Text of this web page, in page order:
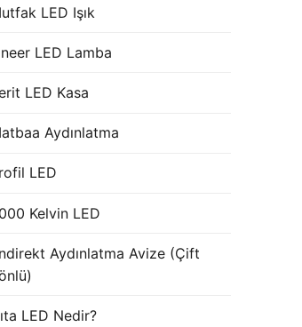
LED Işık
LED Lamba
LED Kasa
Aydınlatma
LED
Kelvin LED
Aydınlatma Avize (Çift
LED Nedir?